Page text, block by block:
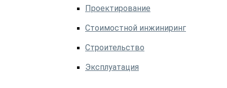
Проектирование
Стоимостной инжиниринг
Строительство
Эксплуатация